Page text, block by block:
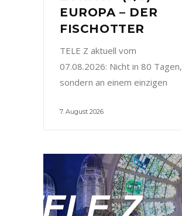
EUROPA – DER
FISCHOTTER
TELE Z aktuell vom
07.08.2026: Nicht in 80 Tagen,
sondern an einem einzigen
7. August 2026